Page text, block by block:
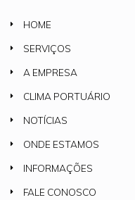
HOME
SERVIÇOS
A EMPRESA
CLIMA PORTUÁRIO
NOTÍCIAS
ONDE ESTAMOS
INFORMAÇÕES
FALE CONOSCO